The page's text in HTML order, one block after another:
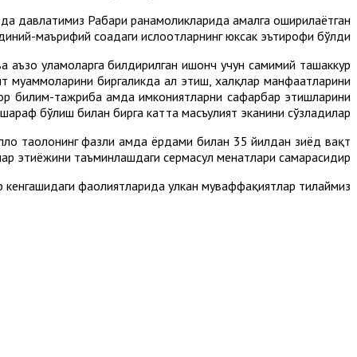
Раҳбари раҳнамоликларида амалга оширилаётган
маърифий соҳадаги ислоҳотларнинг юксак эътирофи бўлди.
уламоларга билдирилган ишонч учун самимий ташаккур
биргаликда ҳал этиш, халқлар манфаатларини
билим-тажриба ҳамда имкониятларни сафарбар этишларини
бўлиш билан бирга катта масъулият эканини сўзладилар.
таолонинг фазли ҳамда ёрдами билан 35 йилдан зиёд вақт
таъминлашдаги сермаҳсул меҳнатлари самарасидир.
фаолиятларида улкан муваффақиятлар тилаймиз.